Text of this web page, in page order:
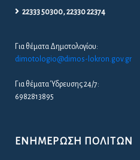
22333 50300, 22330 22374
Για θέματα Δημοτολογίου:
dimotologio@dimos-lokron.gov.gr
Για θέματα Ύδρευσης 24/7:
6982813895
ΕΝΗΜΈΡΩΣΗ ΠΟΛΙΤΏΝ